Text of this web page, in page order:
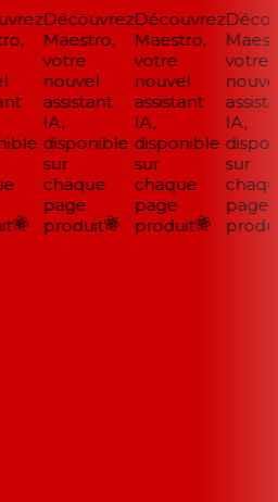
Découvrez
Maestro,
votre
nouvel
assistant
IA,
disponible
sur
chaque
page
produit
Découvrez
Maestro,
votre
nouvel
assistant
IA,
disponible
sur
chaque
page
produit
votre
nouvel
IA,
sur
page
produit